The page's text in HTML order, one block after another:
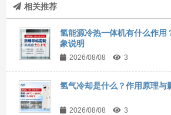
相关推荐
氢能源冷热一体机有什么作用
象说明
2026/08/08 3
氢气冷却是什么？作用原理与
2026/08/08 3